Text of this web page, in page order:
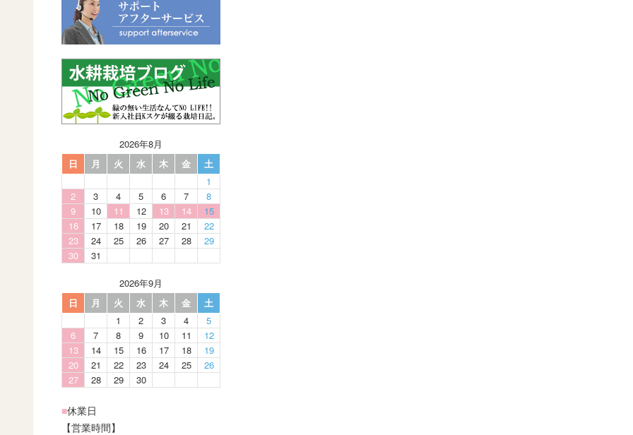
2026年8月
日
月 火 水 木 金
土
1
2
3 4 5 6 7
8
9
10 11 12 13 14
15
16
17 18 19 20 21
22
23
24 25 26 27 28
29
30
31
2026年9月
日
月 火 水 木 金
土
1
2 3 4
5
6
7 8 9 10 11
12
13
14 15 16 17 18
19
20
21 22 23 24 25
26
27
28 29 30
■休業日
【営業時間】